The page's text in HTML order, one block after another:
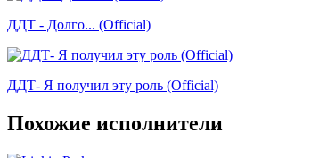
ДДТ - Долго... (Official)
ДДТ- Я получил эту роль (Official)
Похожие исполнители